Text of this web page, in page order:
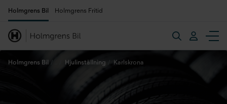
Holmgrens Bil Holmgrens Fritid
Holmgrens Bil Hjulinställning Karlskrona